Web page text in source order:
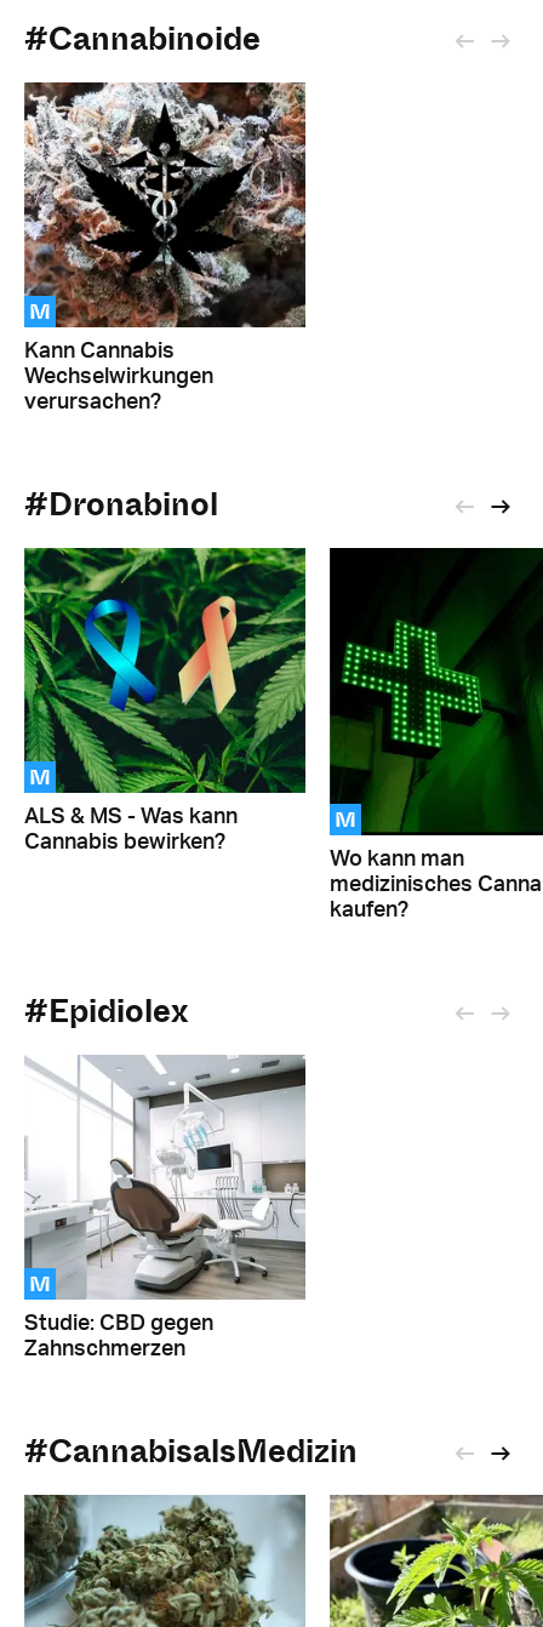
#Cannabinoide
M
Kann Cannabis
Wechselwirkungen
verursachen?
#Dronabinol
M
ALS & MS - Was kann
Cannabis bewirken?
M
Wo kann man
medizinisches
kaufen?
#Epidiolex
M
Studie: CBD gegen
Zahnschmerzen
#CannabisalsMedizin